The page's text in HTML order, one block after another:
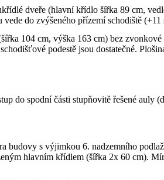
dveře (hlavní křídlo šířka 89 cm,
do zvýšeného přízemí schodiště (+11
104 cm, výška 163 cm) bez zvonkové
podestě jsou dostatečné.
do spodní části stupňovitě řešené auly
budovy s výjimkou 6. nadzemního
hlavním křídlem (šířka 2x 60 cm).